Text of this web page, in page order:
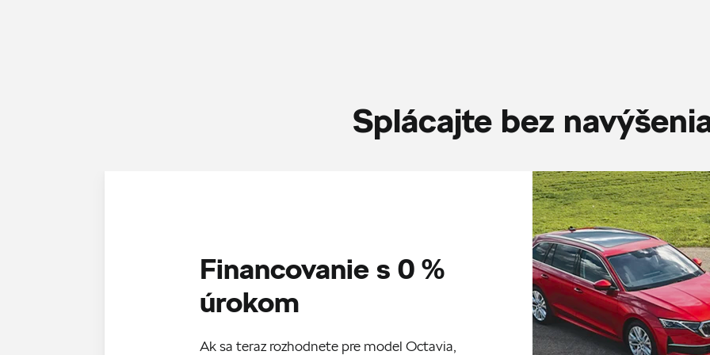
Splácajte bez
Financovanie s 0 %
úrokom
Ak sa teraz rozhodnete pre model Octavia,